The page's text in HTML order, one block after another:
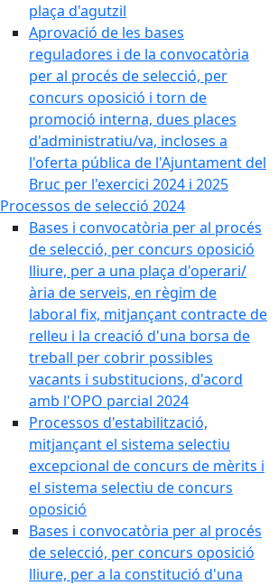
plaça d'agutzil
Aprovació de les bases
reguladores i de la convocatòria
per al procés de selecció, per
concurs oposició i torn de
promoció interna, dues places
d'administratiu/va, incloses a
l'oferta pública de l'Ajuntament del
Bruc per l'exercici 2024 i 2025
Processos de selecció 2024
Bases i convocatòria per al procés
de selecció, per concurs oposició
lliure, per a una plaça d'operari/
ària de serveis, en règim de
laboral fix, mitjançant contracte de
relleu i la creació d'una borsa de
treball per cobrir possibles
vacants i substitucions, d'acord
amb l'OPO parcial 2024
Processos d'estabilització,
mitjançant el sistema selectiu
excepcional de concurs de mèrits i
el sistema selectiu de concurs
oposició
Bases i convocatòria per al procés
de selecció, per concurs oposició
lliure, per a la constitució d'una